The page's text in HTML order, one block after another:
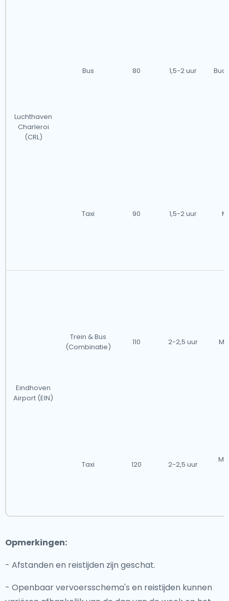
Luchthaven
Charleroi
(CRL)
Bus 80 1,5-2 uur
Taxi 90 1,5-2 uur
Eindhoven
Airport (EIN)
Trein & Bus
(Combinatie)
110 2-2,5 uur
Taxi 120 2-2,5 uur
Opmerkingen:
- Afstanden en reistijden zijn geschat.
- Openbaar vervoersschema's en reistijden kunnen